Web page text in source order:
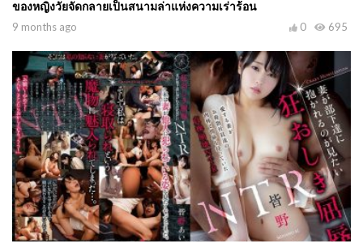
ของหญิงวัยจัดกลายเป็นสนามล่าแห่งความเร่าร้อน
9 months ago 695
0